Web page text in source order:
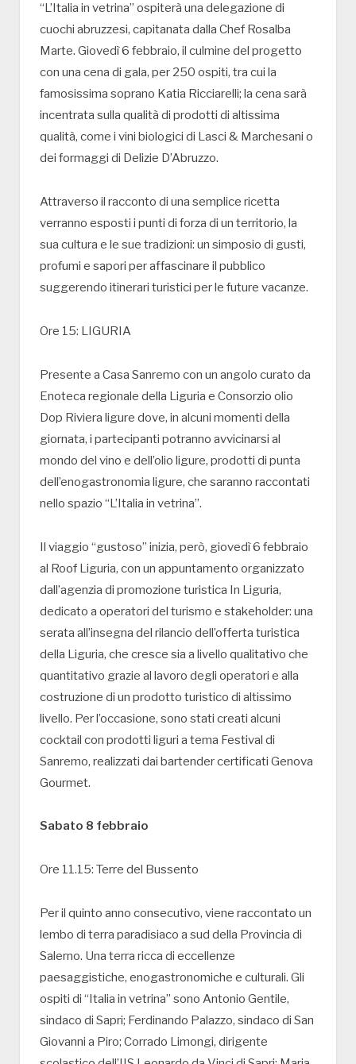
“L’Italia in vetrina” ospiterà una delegazione di
cuochi abruzzesi, capitanata dalla Chef Rosalba
Marte. Giovedì 6 febbraio, il culmine del progetto
con una cena di gala, per 250 ospiti, tra cui la
famosissima soprano Katia Ricciarelli; la cena sarà
incentrata sulla qualità di prodotti di altissima
qualità, come i vini biologici di Lasci & Marchesani o
dei formaggi di Delizie D’Abruzzo.
Attraverso il racconto di una semplice ricetta
verranno esposti i punti di forza di un territorio, la
sua cultura e le sue tradizioni: un simposio di gusti,
profumi e sapori per affascinare il pubblico
suggerendo itinerari turistici per le future vacanze.
Ore 15: LIGURIA
Presente a Casa Sanremo con un angolo curato da
Enoteca regionale della Liguria e Consorzio olio
Dop Riviera ligure dove, in alcuni momenti della
giornata, i partecipanti potranno avvicinarsi al
mondo del vino e dell’olio ligure, prodotti di punta
dell’enogastronomia ligure, che saranno raccontati
nello spazio “L’Italia in vetrina”.
Il viaggio “gustoso” inizia, però, giovedì 6 febbraio
al Roof Liguria, con un appuntamento organizzato
dall’agenzia di promozione turistica In Liguria,
dedicato a operatori del turismo e stakeholder: una
serata all’insegna del rilancio dell’offerta turistica
della Liguria, che cresce sia a livello qualitativo che
quantitativo grazie al lavoro degli operatori e alla
costruzione di un prodotto turistico di altissimo
livello. Per l’occasione, sono stati creati alcuni
cocktail con prodotti liguri a tema Festival di
Sanremo, realizzati dai bartender certificati Genova
Gourmet.
Sabato 8 febbraio
Ore 11.15: Terre del Bussento
Per il quinto anno consecutivo, viene raccontato un
lembo di terra paradisiaco a sud della Provincia di
Salerno. Una terra ricca di eccellenze
paesaggistiche, enogastronomiche e culturali. Gli
ospiti di “Italia in vetrina” sono Antonio Gentile,
sindaco di Sapri; Ferdinando Palazzo, sindaco di San
Giovanni a Piro; Corrado Limongi, dirigente